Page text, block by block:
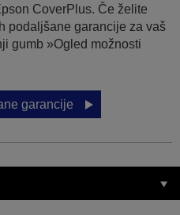
CoverPlus. Če želite
podaljšane garancije za vaš
gumb »Ogled možnosti
garancije